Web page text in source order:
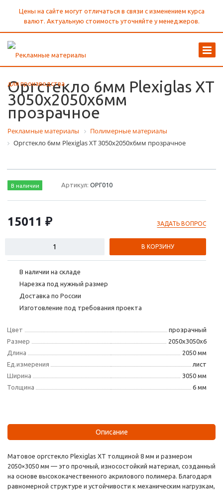
Цены на сайте могут отличаться в связи с изменением курса
валют. Актуальную стоимость уточняйте у менеджеров.
Оргстекло 6мм Plexiglas XT
3050х2050х6мм
прозрачное
Рекламные материалы
Полимерные материалы
Оргстекло 6мм Plexiglas XT 3050х2050х6мм прозрачное
В наличии Артикул:ОРГ010
15011 ₽ ЗАДАТЬ ВОПРОС
В КОРЗИНУ
В наличии на складе
Нарезка под нужный размер
Доставка по России
Изготовление под требования проекта
Цвет
прозрачный
Размер
2050х3050х6
Длина
2050 мм
Ед.измерения
лист
Ширина
3050 мм
Толщина
6 мм
Описание
Матовое оргстекло Plexiglas XT толщиной 8 мм и размером
2050×3050 мм — это прочный, износостойкий материал, созданный
на основе высококачественного акрилового полимера. Благодаря
равномерной структуре и устойчивости к механическим нагрузкам,